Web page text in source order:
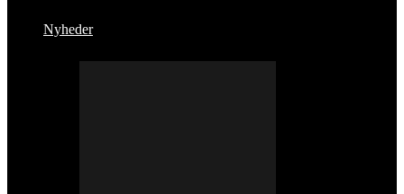
Nyheder